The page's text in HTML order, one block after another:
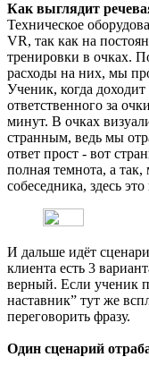
Как выглядит
Техническое
VR, так как на
тренировки в очках.
расходы на них, мы
Ученик, когда
ответственного за
минут. В очках
странным, ведь мы
ответ прост - вот
полная темнота, а
собеседника, здесь
И дальше идёт
клиента есть 3
верный. Если ученик
наставник” тут же
переговорить фразу.
Один сценарий